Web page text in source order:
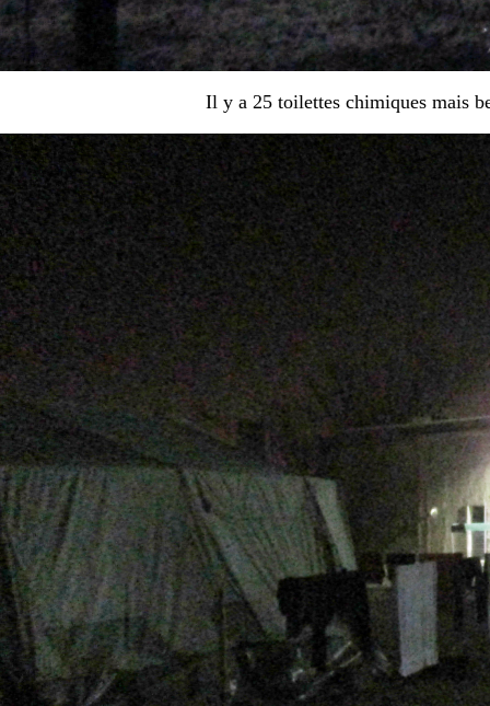
Il y a 25 toilettes chimiques mais